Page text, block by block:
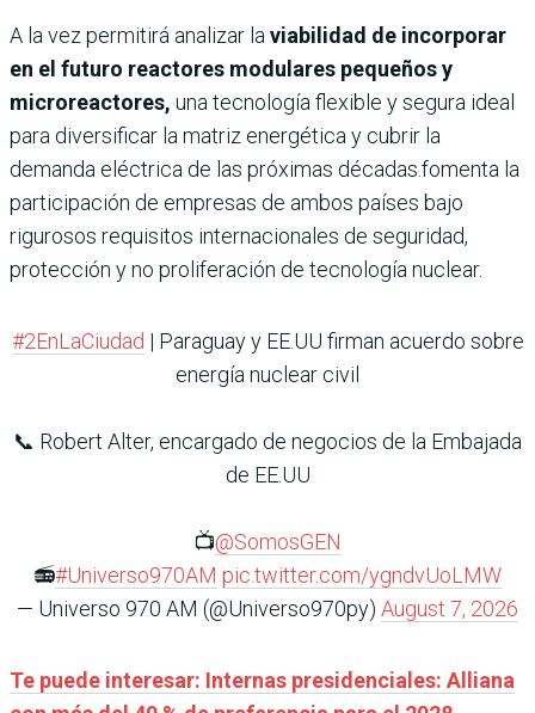
A la vez permitirá analizar la viabilidad de incorporar
en el futuro reactores modulares pequeños y
microreactores, una tecnología flexible y segura ideal
para diversificar la matriz energética y cubrir la
demanda eléctrica de las próximas décadas.fomenta la
participación de empresas de ambos países bajo
rigurosos requisitos internacionales de seguridad,
protección y no proliferación de tecnología nuclear.
#2EnLaCiudad | Paraguay y EE.UU firman acuerdo sobre
energía nuclear civil
📞 Robert Alter, encargado de negocios de la Embajada
de EE.UU
📺@SomosGEN
📻#Universo970AM pic.twitter.com/ygndvUoLMW
— Universo 970 AM (@Universo970py) August 7, 2026
Te puede interesar: Internas presidenciales: Alliana